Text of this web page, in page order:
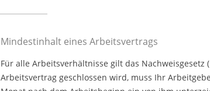
Mindestinhalt eines Arbeitsvertrags
Für alle Arbeitsverhältnisse gilt das Nachweisgesetz
Arbeitsvertrag geschlossen wird, muss Ihr